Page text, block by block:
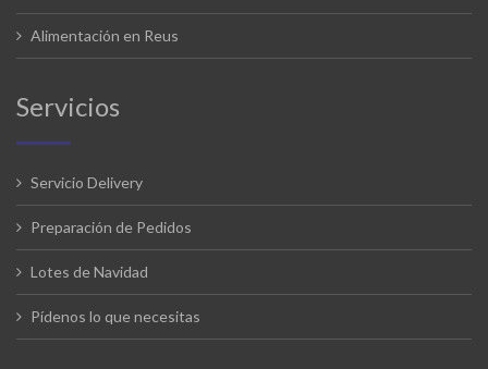
Alimentación en Reus
Servicios
Servicio Delivery
Preparación de Pedidos
Lotes de Navidad
Pídenos lo que necesitas